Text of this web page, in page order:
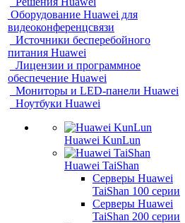
Оборудование Huawei для
видеоконференцсвязи
Источники бесперебойного
питания Huawei
Лицензии и программное
обеспечение Huawei
Мониторы и LED-панели Huawei
Ноутбуки Huawei
Huawei KunLun
Huawei TaiShan
Серверы Huawei
TaiShan 100 серии
Серверы Huawei
TaiShan 200 серии